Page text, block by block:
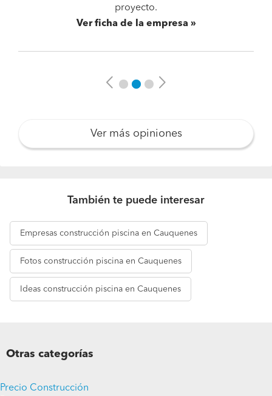
proyecto.
Ver ficha de la empresa
Previous Next
Ver más opiniones
También te puede interesar
Empresas construcción piscina en Cauquenes
Fotos construcción piscina en Cauquenes
Ideas construcción piscina en Cauquenes
Otras categorías
Precio Construcción